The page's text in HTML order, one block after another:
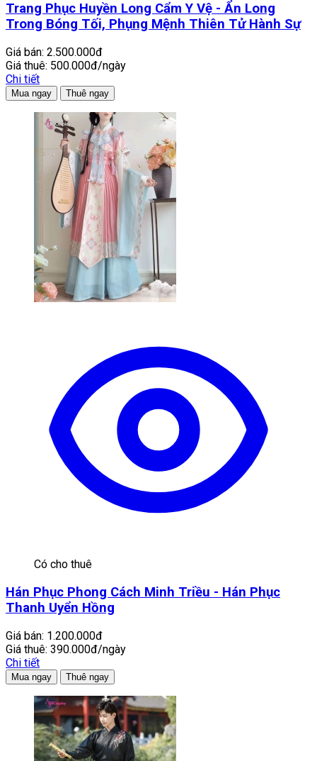
Trang Phục Huyền Long Cẩm Y Vệ - Ẩn Long
Trong Bóng Tối, Phụng Mệnh Thiên Tử Hành Sự
Giá bán: 2.500.000đ
Giá thuê: 500.000đ/ngày
Chi tiết
Mua ngay Thuê ngay
Có cho thuê
Hán Phục Phong Cách Minh Triều - Hán Phục
Thanh Uyển Hồng
Giá bán: 1.200.000đ
Giá thuê: 390.000đ/ngày
Chi tiết
Mua ngay Thuê ngay